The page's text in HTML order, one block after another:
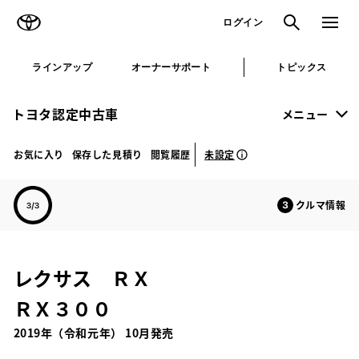
ログイン 検索 メニュ
ラインアップ オーナーサポート トピックス
トヨタ認定中古車 メニュー
お気に入り 保存した見積り 閲覧履歴 未設定
クルマ情報
レクサス ＲＸ
ＲＸ３００
2019年（令和元年） 10月発売